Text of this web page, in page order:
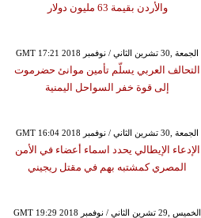
والأردن بقيمة 63 مليون دولار
GMT 17:21 2018 الجمعة ,30 تشرين الثاني / نوفمبر
التحالف العربي يسلّم تأمين موانئ حضرموت
إلى قوة خفر السواحل اليمنية
GMT 16:04 2018 الجمعة ,30 تشرين الثاني / نوفمبر
الإدعاء الإيطالي يحدد اسماء أعضاء في الأمن
المصري كمشتبه بهم في مقتل ريجيني
GMT 19:29 2018 الخميس ,29 تشرين الثاني / نوفمبر